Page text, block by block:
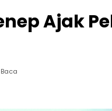
Ajak